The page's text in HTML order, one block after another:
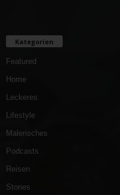
Kategorien
Featured
Home
Leckeres
Lifestyle
Malerisches
Podcasts
Reisen
Stories